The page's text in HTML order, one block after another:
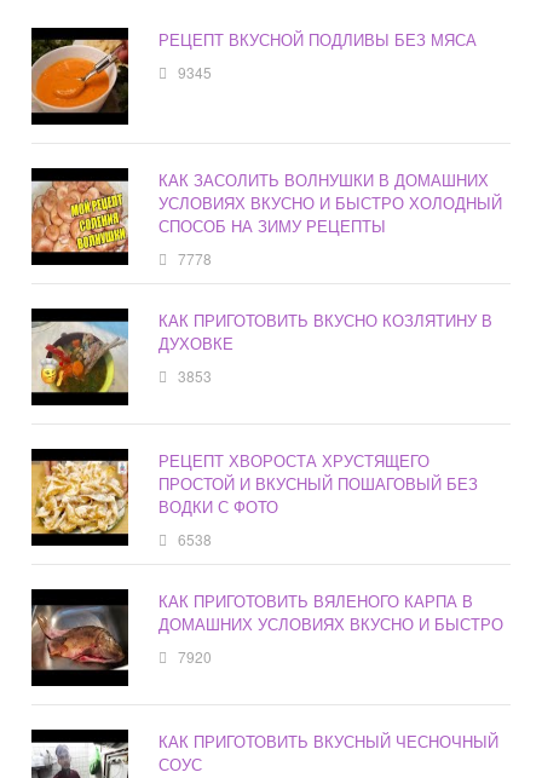
РЕЦЕПТ ВКУСНОЙ ПОДЛИВЫ БЕЗ МЯСА
9345
КАК ЗАСОЛИТЬ ВОЛНУШКИ В ДОМАШНИХ
УСЛОВИЯХ ВКУСНО И БЫСТРО ХОЛОДНЫЙ
СПОСОБ НА ЗИМУ РЕЦЕПТЫ
7778
КАК ПРИГОТОВИТЬ ВКУСНО КОЗЛЯТИНУ В
ДУХОВКЕ
3853
РЕЦЕПТ ХВОРОСТА ХРУСТЯЩЕГО
ПРОСТОЙ И ВКУСНЫЙ ПОШАГОВЫЙ БЕЗ
ВОДКИ С ФОТО
6538
КАК ПРИГОТОВИТЬ ВЯЛЕНОГО КАРПА В
ДОМАШНИХ УСЛОВИЯХ ВКУСНО И БЫСТРО
7920
КАК ПРИГОТОВИТЬ ВКУСНЫЙ ЧЕСНОЧНЫЙ
СОУС